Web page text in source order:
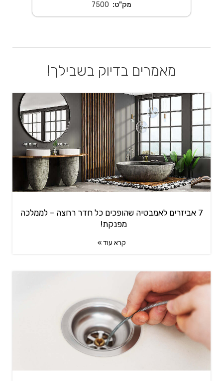
מק"ט: 7500
מאמרים בדיוק בשבילך!
7 אביזרים לאמבטיה שהופכים כל חדר רחצה – לממלכה
מפנקת!
קרא עוד »